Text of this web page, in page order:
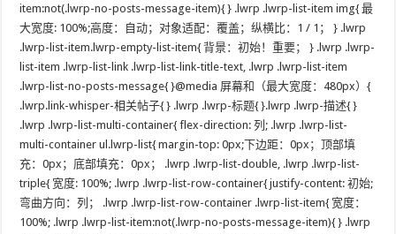
item:not(.lwrp-no-posts-message-item){ } .lwrp .lwrp-list-item img{ 最
大宽度: 100%;高度：自动；对象适配：覆盖；纵横比：1 / 1； } .lwrp
.lwrp-list-item.lwrp-empty-list-item{ 背景：初始！重要； } .lwrp .lwrp-
list-item .lwrp-list-link .lwrp-list-link-title-text, .lwrp .lwrp-list-item
.lwrp-list-no-posts-message{ }@media 屏幕和（最大宽度：480px）{
.lwrp.link-whisper-相关帖子{ } .lwrp .lwrp-标题{ }.lwrp .lwrp-描述{ }
.lwrp .lwrp-list-multi-container{ flex-direction: 列; .lwrp .lwrp-list-
multi-container ul.lwrp-list{ margin-top: 0px;下边距：0px；顶部填
充：0px；底部填充：0px； .lwrp .lwrp-list-double, .lwrp .lwrp-list-
triple{ 宽度: 100%; .lwrp .lwrp-list-row-container{ justify-content: 初始;
弯曲方向：列； .lwrp .lwrp-list-row-container .lwrp-list-item{ 宽度：
100%; .lwrp .lwrp-list-item:not(.lwrp-no-posts-message-item){ } .lwrp